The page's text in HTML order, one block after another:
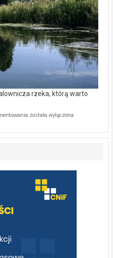
rzeka, którą warto
Ekologiczne
–
warto
poznać
[fotorelacja]
została wyłączona